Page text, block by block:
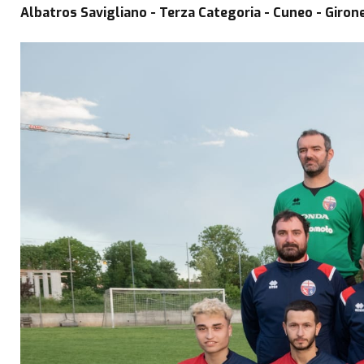
Albatros Savigliano - Terza Categoria - Cuneo -